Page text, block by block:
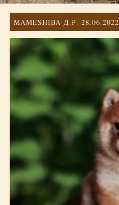
MAMESHIBA Д.Р. 28.06.2022